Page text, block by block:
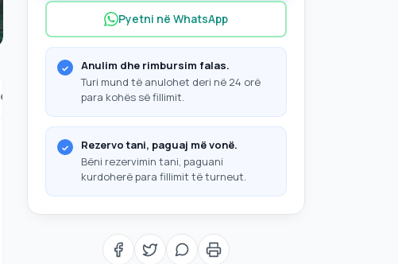
Pyetni në WhatsApp
Anulim dhe rimbursim falas.
Turi mund të anulohet deri në 24 orë
para kohës së fillimit.
Rezervo tani, paguaj më vonë.
Bëni rezervimin tani, paguani
kurdoherë para fillimit të turneut.